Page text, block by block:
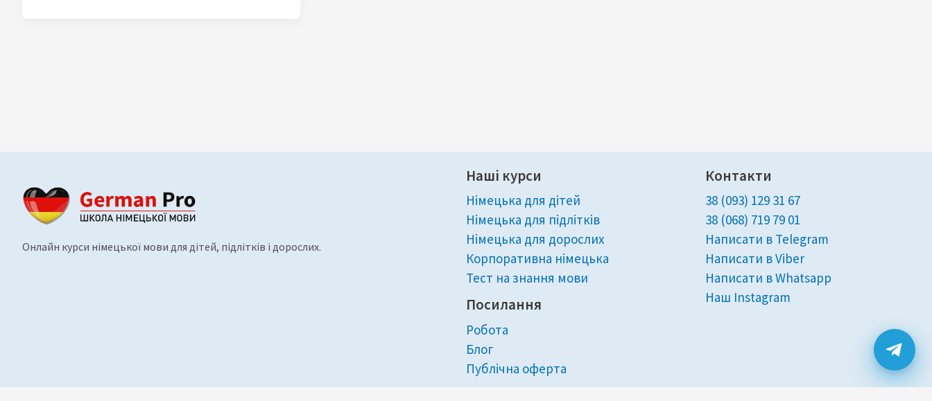
Онлайн курси німецької мови для дітей, підлітків і дорослих.
Наші курси
Німецька для дітей
Німецька для підлітків
Німецька для дорослих
Корпоративна німецька
Тест на знання мови
Посилання
Робота
Блог
Публічна оферта
Контакти
38 (093) 129 31 67
38 (068) 719 79 01
Написати в Telegram
Написати в Viber
Написати в Whatsapp
Наш Instagram